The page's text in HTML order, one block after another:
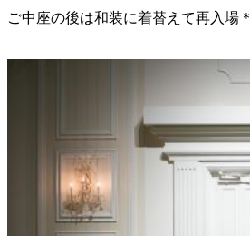
ご中座の後は和装に着替えて再入場＊